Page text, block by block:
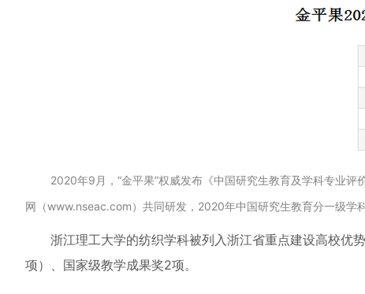
2020年9月，“金平果”权威发布《中国研究生教育及学科专业
网（www.nseac.com）共同研发，2020年中国研究生教育分一级学
浙江理工大学的纺织学科被列入浙江省重点建设高校优
项）、国家级教学成果奖2项。